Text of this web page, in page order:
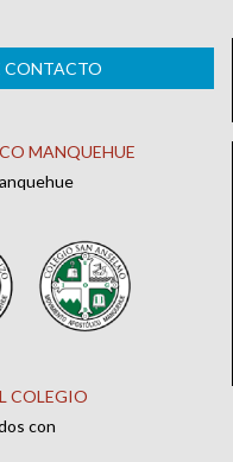
CONTACTO
MANQUEHUE
COLEGIO
con